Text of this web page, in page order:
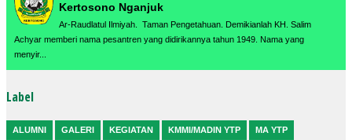
Kertosono Nganjuk
Ar-Raudlatul Ilmiyah. Taman Pengetahuan. Demikianlah KH. Salim
Achyar memberi nama pesantren yang didirikannya tahun 1949. Nama yang
menyir...
Label
ALUMNI GALERI KEGIATAN KMMI/MADIN YTP MA YTP